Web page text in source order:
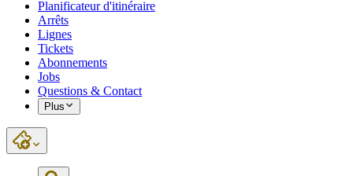
Planificateur d'itinéraire
Arrêts
Lignes
Tickets
Abonnements
Jobs
Questions & Contact
Plus